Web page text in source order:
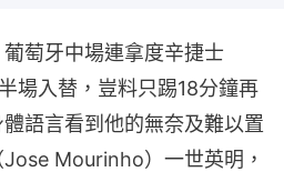
萄牙中場連拿度辛捷士
場入替，豈料只踢18分鐘再
語言看到他的無奈及難以置
Mourinho）一世英明，